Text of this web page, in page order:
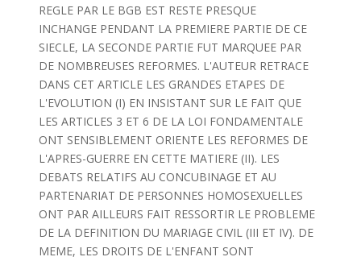
REGLE PAR LE BGB EST RESTE PRESQUE
INCHANGE PENDANT LA PREMIERE PARTIE DE CE
SIECLE, LA SECONDE PARTIE FUT MARQUEE PAR
DE NOMBREUSES REFORMES. L'AUTEUR RETRACE
DANS CET ARTICLE LES GRANDES ETAPES DE
L'EVOLUTION (I) EN INSISTANT SUR LE FAIT QUE
LES ARTICLES 3 ET 6 DE LA LOI FONDAMENTALE
ONT SENSIBLEMENT ORIENTE LES REFORMES DE
L'APRES-GUERRE EN CETTE MATIERE (II). LES
DEBATS RELATIFS AU CONCUBINAGE ET AU
PARTENARIAT DE PERSONNES HOMOSEXUELLES
ONT PAR AILLEURS FAIT RESSORTIR LE PROBLEME
DE LA DEFINITION DU MARIAGE CIVIL (III ET IV). DE
MEME, LES DROITS DE L'ENFANT SONT